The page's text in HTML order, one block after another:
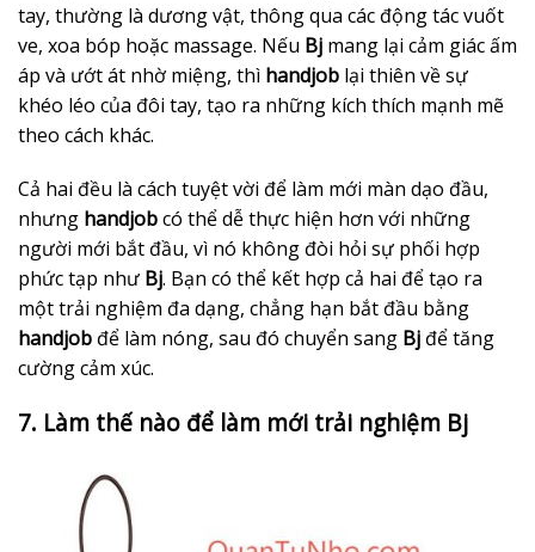
tay, thường là dương vật, thông qua các động tác vuốt
ve, xoa bóp hoặc massage. Nếu Bj mang lại cảm giác ấm
áp và ướt át nhờ miệng, thì handjob lại thiên về sự
khéo léo của đôi tay, tạo ra những kích thích mạnh mẽ
theo cách khác.
Cả hai đều là cách tuyệt vời để làm mới màn dạo đầu,
nhưng handjobcó thể dễ thực hiện hơn với những
người mới bắt đầu, vì nó không đòi hỏi sự phối hợp
phức tạp như Bj. Bạn có thể kết hợp cả hai để tạo ra
một trải nghiệm đa dạng, chẳng hạn bắt đầu bằng
handjob để làm nóng, sau đó chuyển sang Bj để tăng
cường cảm xúc.
7. Làm thế nào để làm mới trải nghiệm Bj